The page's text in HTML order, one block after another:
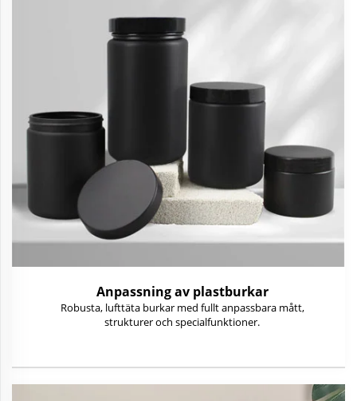
Anpassning av plastburkar
Robusta, lufttäta burkar med fullt anpassbara mått,
strukturer och specialfunktioner.